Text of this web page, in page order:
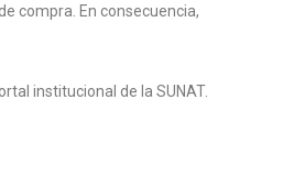
compra. En consecuencia,
institucional de la SUNAT.